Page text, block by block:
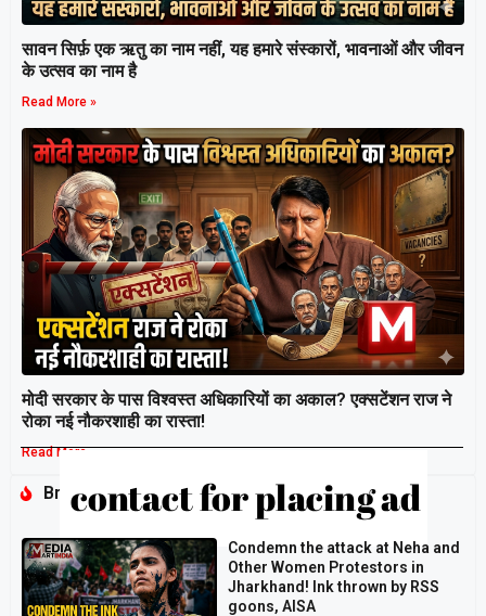
सावन सिर्फ़ एक ऋतु का नाम नहीं, यह हमारे संस्कारों, भावनाओं और जीवन
के उत्सव का नाम है
Read More »
मोदी सरकार के पास विश्वस्त अधिकारियों का अकाल? एक्सटेंशन राज ने
रोका नई नौकरशाही का रास्ता!
Read More »
Breaking
Condemn the attack at Neha and
Other Women Protestors in
Jharkhand! Ink thrown by RSS
goons, AISA